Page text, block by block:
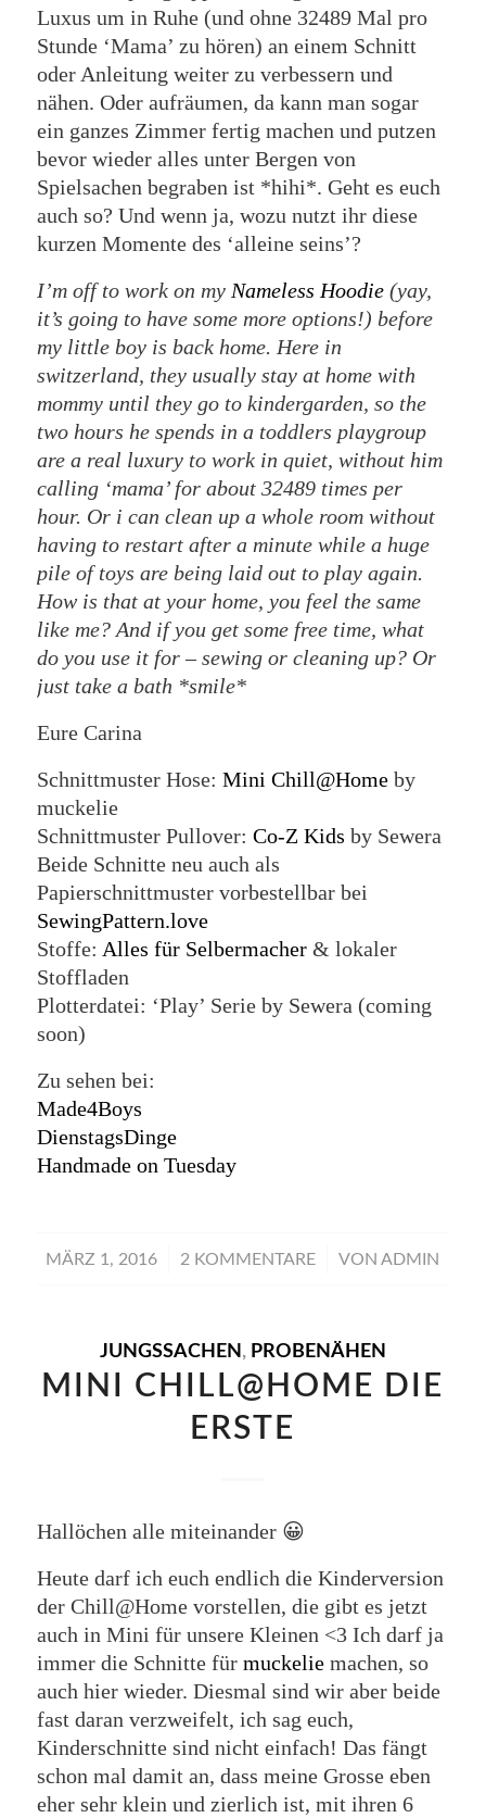
Luxus um in Ruhe (und ohne 32489 Mal pro
Stunde ‘Mama’ zu hören) an einem Schnitt
oder Anleitung weiter zu verbessern und
nähen. Oder aufräumen, da kann man sogar
ein ganzes Zimmer fertig machen und putzen
bevor wieder alles unter Bergen von
Spielsachen begraben ist *hihi*. Geht es euch
auch so? Und wenn ja, wozu nutzt ihr diese
kurzen Momente des ‘alleine seins’?
I’m off to work on my Nameless Hoodie(yay,
it’s going to have some more options!) before
my little boy is back home. Here in
switzerland, they usually stay at home with
mommy until they go to kindergarden, so the
two hours he spends in a toddlers playgroup
are a real luxury to work in quiet, without him
calling ‘mama’ for about 32489 times per
hour. Or i can clean up a whole room without
having to restart after a minute while a huge
pile of toys are being laid out to play again.
How is that at your home, you feel the same
like me? And if you get some free time, what
do you use it for – sewing or cleaning up? Or
just take a bath *smile*
Eure Carina
Schnittmuster Hose: Mini Chill@Homeby
muckelie
Schnittmuster Pullover: Co-Z Kids by Sewera
Beide Schnitte neu auch als
Papierschnittmuster vorbestellbar bei
SewingPattern.love
Stoffe: Alles für Selbermacher& lokaler
Stoffladen
Plotterdatei: ‘Play’ Serie by Sewera (coming
soon)
Zu sehen bei:
Made4Boys
DienstagsDinge
Handmade on Tuesday
MÄRZ 1, 2016
/ 2 KOMMENTARE
/ VONADMIN
JUNGSSACHEN , PROBENÄHEN
MINI CHILL@HOME DIE
ERSTE
Hallöchen alle miteinander 😀
Heute darf ich euch endlich die Kinderversion
der Chill@Home vorstellen, die gibt es jetzt
auch in Mini für unsere Kleinen <3 Ich darf ja
immer die Schnitte für muckeliemachen, so
auch hier wieder. Diesmal sind wir aber beide
fast daran verzweifelt, ich sag euch,
Kinderschnitte sind nicht einfach! Das fängt
schon mal damit an, dass meine Grosse eben
eher sehr klein und zierlich ist, mit ihren 6